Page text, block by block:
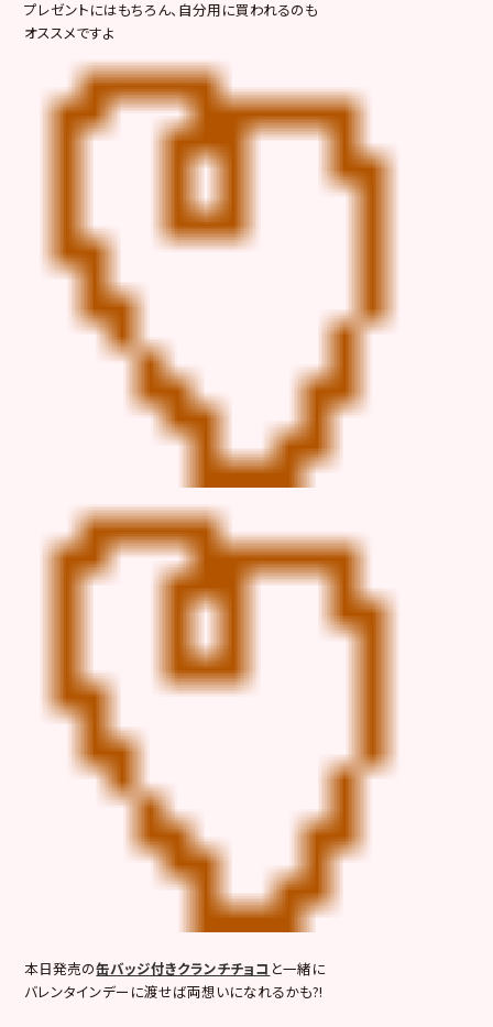
プレゼントにはもちろん、自分用に買われるのも
オススメですよ
本日発売の缶バッジ付きクランチチョコ と一緒に
バレンタインデーに渡せば両想いになれるかも?!